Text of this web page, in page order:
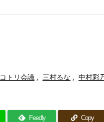
コトリ会議 , 三村るな , 中村彩
Feedly Copy